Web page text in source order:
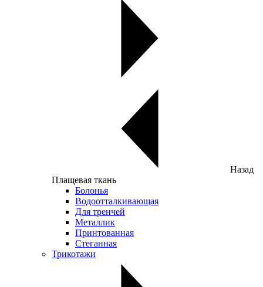
Назад
Плащевая ткань
Болонья
Водоотталкивающая
Для тренчей
Металлик
Принтованная
Стеганная
Трикотажи